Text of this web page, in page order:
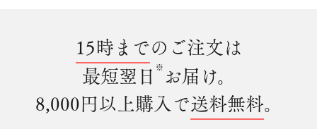
15時までのご注文は
最短翌日 ※ お届け。
8,000円以上購入で送料無料。